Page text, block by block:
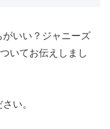
がいい？ジャニーズ
いてお伝えしまし
い。